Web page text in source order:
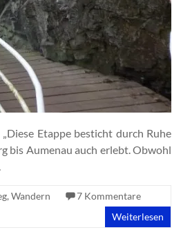
Etappe besticht durch Ruhe
bis Aumenau auch erlebt. Obwohl
, Wandern
7 Kommentare
Weiterlesen